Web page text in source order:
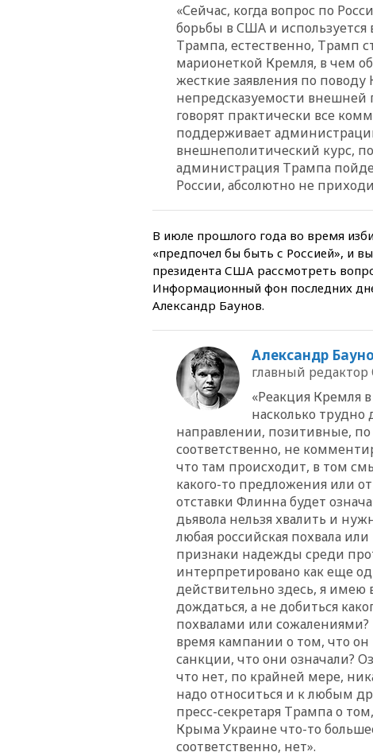
«Сейчас, когда вопрос по
борьбы в США и используется
Трампа, естественно, Трамп
марионеткой Кремля, в чем
жесткие заявления по поводу
непредсказуемости
говорят практически все
поддерживает
внешнеполитический курс,
администрация Трампа
России, абсолютно не
В июле прошлого года во время
«предпочел бы быть с Россией», и
президента США рассмотреть
Информационный фон последних
Александр Баунов.
Александр
главный редактор
«Реакция Кремля
насколько
направлении, позитивные,
соответственно, не
что там происходит, в том
какого-то предложения или
отставки Флинна будет
дьявола нельзя хвалить и
любая российская похвала
признаки надежды среди
интерпретировано как еще
действительно здесь, я имею
дождаться, а не добиться
похвалами или сожалениями?
время кампании о том, что
санкции, что они означали?
что нет, по крайней мере,
надо относиться и к любым
пресс-секретаря Трампа о
Крыма Украине что-то
соответственно, нет».